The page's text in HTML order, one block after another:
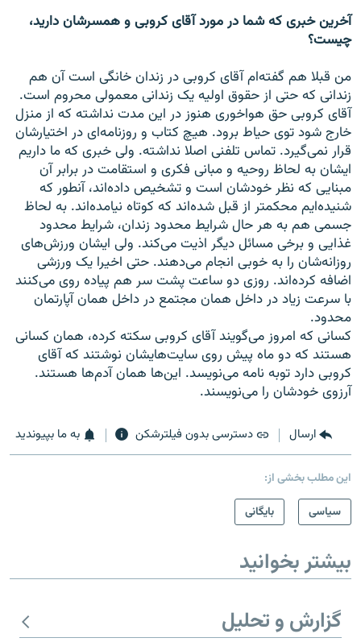
آخرین خبری که شما در مورد آقای کروبی و همسرشان دارید،
چیست؟
من قبلا هم گفته‌ام آقای کروبی در زندان خانگی است آن هم
زندانی که حتی از حقوق اولیه یک زندانی معمولی محروم است.
آقای کروبی حق هواخوری هنوز در این مدت نداشته که از منزل
خارج شود توی حیاط برود. هیچ کتاب و روزنامه‌ای در اختیارشان
قرار نمی‌گیرد. تماس تلفنی اصلا نداشته. ولی خبری که ما داریم
ایشان به لحاظ روحیه و مبانی فکری و استقامت در برابر آن
مبنایی که نظر خودشان است و تشخیص داده‌اند، آنطور که
شنیده‌ایم محکمتر از قبل شده‌اند که کوتاه نیامده‌اند. به لحاظ
جسمی هم به هر حال شرایط محدود زندان، شرایط محدود
غذایی و برخی مسائل دیگر اذیت می‌کند. ولی ایشان ورزش‌های
روزانه‌شان را به خوبی انجام می‌دهند. حتی اخیرا یک ورزشی
اضافه کرده‌اند. روزی دو ساعت پشت سر هم پیاده روی می‌کنند
با سرعت زیاد در داخل‌‌ همان مجتمع در داخل‌ همان آپارتمان
محدود.
کسانی که امروز می‌گویند آقای کروبی سکته کرده،‌‌ همان کسانی
هستند که دو ماه پیش روی سایت‌هایشان نوشتند که آقای
کروبی دارد توبه نامه می‌نویسد. این‌ها‌‌ همان آدم‌ها هستند.
آرزوی خودشان را می‌نویسند.
ارسال دسترسی بدون فیلترشکن به ما بپیوندید
این مطلب بخشی از:
سیاسی
بایگانی
بیشتر بخوانید
گزارش و تحلیل